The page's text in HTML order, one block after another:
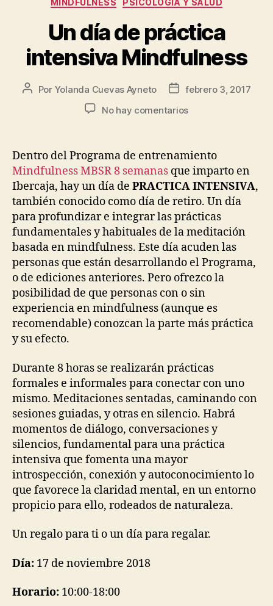
Un día de práctica
intensiva Mindfulness
Por Yolanda Cuevas Ayneto
febrero 3, 2017
No hay comentarios
Dentro del Programa de entrenamiento
Mindfulness MBSR 8 semanas que imparto en
Ibercaja, hay un día de PRACTICA INTENSIVA,
también conocido como día de retiro. Un día
para profundizar e integrar las prácticas
fundamentales y habituales de la meditación
basada en mindfulness. Este día acuden las
personas que están desarrollando el Programa,
o de ediciones anteriores. Pero ofrezco la
posibilidad de que personas con o sin
experiencia en mindfulness (aunque es
recomendable) conozcan la parte más práctica
y su efecto.
Durante 8 horas se realizarán prácticas
formales e informales para conectar con uno
mismo. Meditaciones sentadas, caminando con
sesiones guiadas, y otras en silencio. Habrá
momentos de diálogo, conversaciones y
silencios, fundamental para una práctica
intensiva que fomenta una mayor
introspección, conexión y autoconocimiento lo
que favorece la claridad mental, en un entorno
propicio para ello, rodeados de naturaleza.
Un regalo para ti o un día para regalar.
Día: 17 de noviembre 2018
Horario: 10:00-18:00